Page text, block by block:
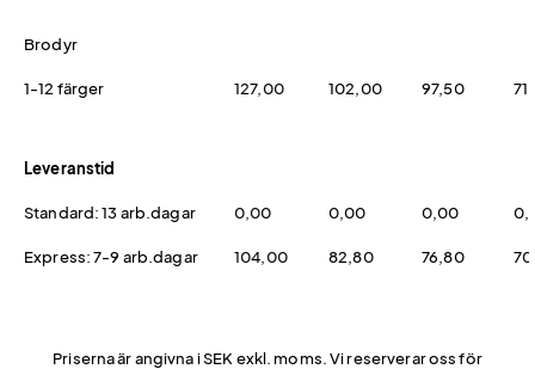
Brodyr
1-12 färger 127,00 102,00 97,50
Leveranstid
Standard: 13 arb.dagar 0,00 0,00 0,00
Express: 7-9 arb.dagar 104,00 82,80 76,80
Priserna är angivna i SEK exkl. moms. Vi reserverar oss för